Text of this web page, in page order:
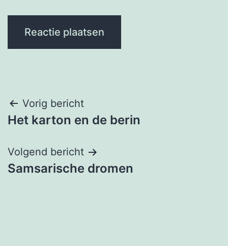
Berichtnavigatie
Vorig bericht
Het karton en de berin
Volgend bericht
Samsarische dromen